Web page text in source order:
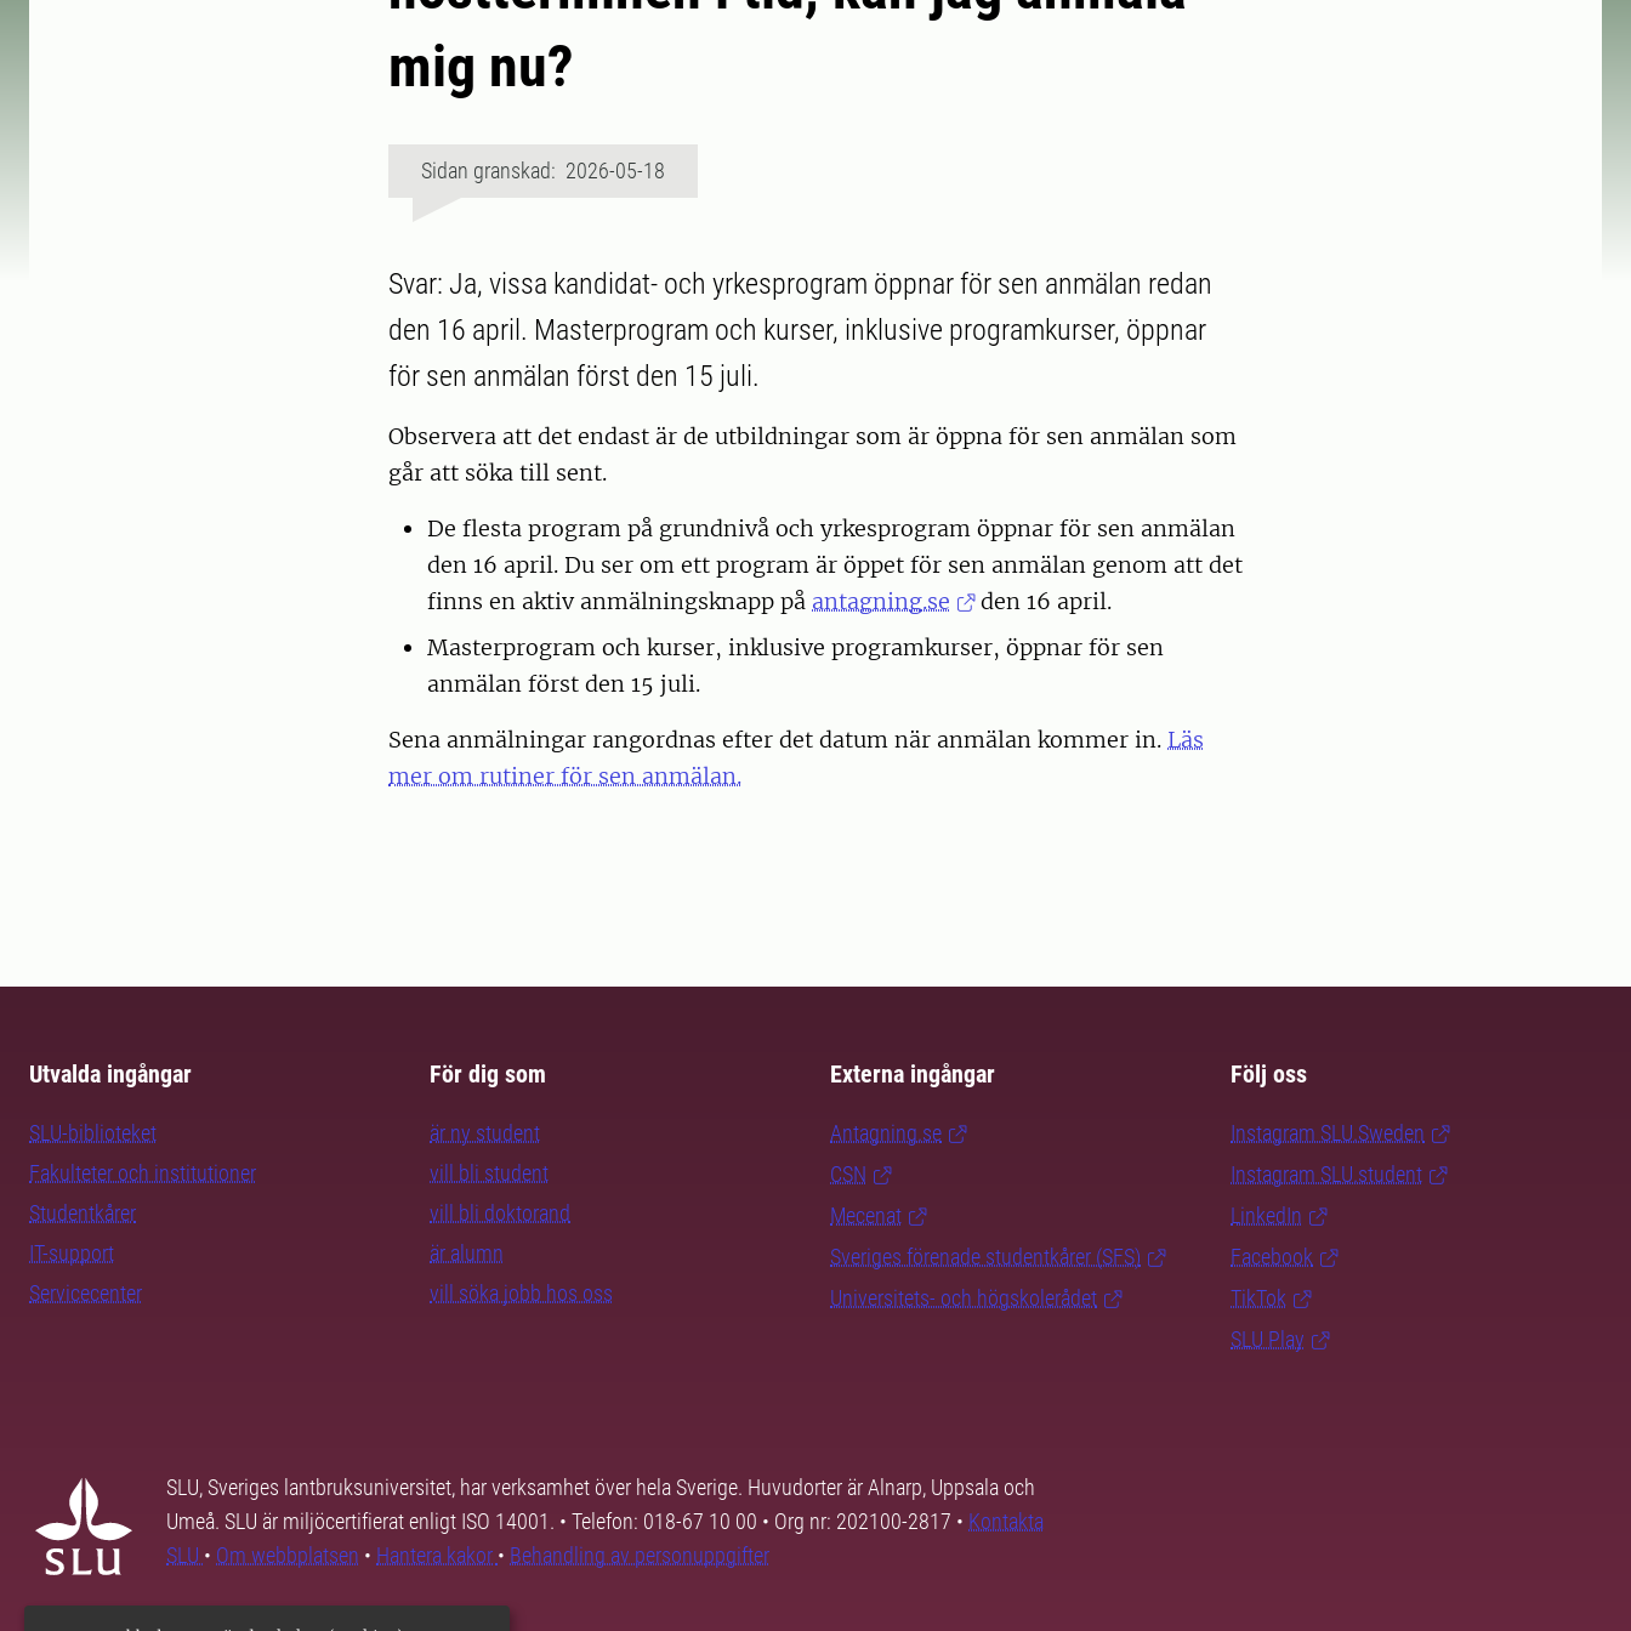
mig nu?
Sidan granskad: 2026-05-18
Svar: Ja, vissa kandidat- och yrkesprogram öppnar för sen anmälan redan
den 16 april. Masterprogram och kurser, inklusive programkurser, öppnar
för sen anmälan först den 15 juli.
Observera att det endast är de utbildningar som är öppna för sen anmälan som
går att söka till sent.
De flesta program på grundnivå och yrkesprogram öppnar för sen anmälan
den 16 april. Du ser om ett program är öppet för sen anmälan genom att det
finns en aktiv anmälningsknapp på antagning.se
den 16 april.
Masterprogram och kurser, inklusive programkurser, öppnar för sen
anmälan först den 15 juli.
Sena anmälningar rangordnas efter det datum när anmälan kommer in. Läs
mer om rutiner för sen anmälan.
Utvalda ingångar
SLU-biblioteket
Fakulteter och institutioner
Studentkårer
IT-support
Servicecenter
För dig som
är ny student
vill bli student
vill bli doktorand
är alumn
vill söka jobb hos oss
Externa ingångar
Antagning.se
CSN
Mecenat
Sveriges förenade studentkårer (SFS)
Universitets- och högskolerådet
Följ oss
Instagram SLU.Sweden
Instagram SLU.student
LinkedIn
Facebook
TikTok
SLU Play
SLU, Sveriges lantbruksuniversitet, har verksamhet över hela Sverige. Huvudorter är Alnarp, Uppsala och
Umeå. SLU är miljöcertifierat enligt ISO 14001. • Telefon: 018-67 10 00 • Org nr: 202100-2817 • Kontakta
SLU • Om webbplatsen • Hantera kakor • Behandling av personuppgifter